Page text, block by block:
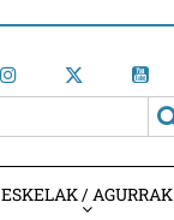
ESKELAK / AGURRAK